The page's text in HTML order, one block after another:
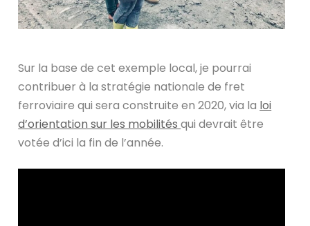
Sur la base de cet exemple local, je pourrai
contribuer à la stratégie nationale de fret
ferroviaire qui sera construite en 2020, via la loi
d’orientation sur les mobilitésqui devrait être
votée d’ici la fin de l’année.